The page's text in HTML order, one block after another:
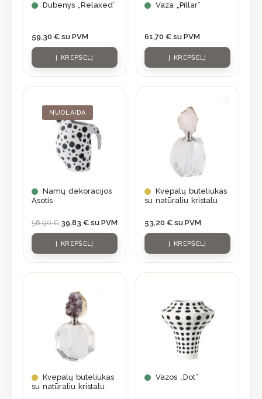
Dubenys „Relaxed”
59,30 € su PVM
Į KREPŠELĮ
Vaza „Pillar”
61,70 € su PVM
Į KREPŠELĮ
NUOLAIDA
Namų dekoracijos
Ąsotis
56,90€
was:
56,90 €.
39,83 €
is:
39,83 €.
su PVM
Į KREPŠELĮ
Kvepalų buteliukas
su natūraliu kristalu
53,20 € su PVM
Į KREPŠELĮ
Kvepalų buteliukas
su natūraliu kristalu
Vazos „Dot”